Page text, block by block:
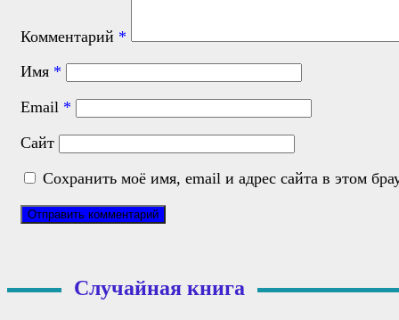
Комментарий *
Имя *
Email *
Сайт
Сохранить моё имя, email и адрес сайта в этом
Случайная книга